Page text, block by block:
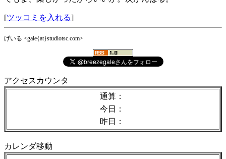
[ツッコミを入れる]
げいる <gale{at}studiotsc.com>
アクセスカウンタ
通算：
今日：
昨日：
カレンダ移動